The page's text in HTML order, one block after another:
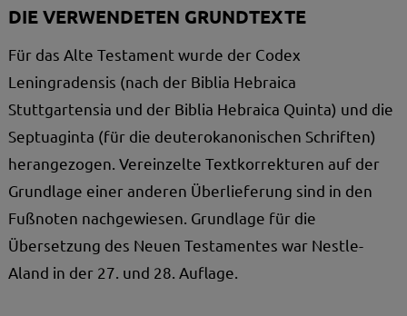
DIE VERWENDETEN GRUNDTEXTE
Für das Alte Testament wurde der Codex
Leningradensis (nach der Biblia Hebraica
Stuttgartensia und der Biblia Hebraica Quinta) und die
Septuaginta (für die deuterokanonischen Schriften)
herangezogen. Vereinzelte Textkorrekturen auf der
Grundlage einer anderen Überlieferung sind in den
Fußnoten nachgewiesen. Grundlage für die
Übersetzung des Neuen Testamentes war Nestle-
Aland in der 27. und 28. Auflage.